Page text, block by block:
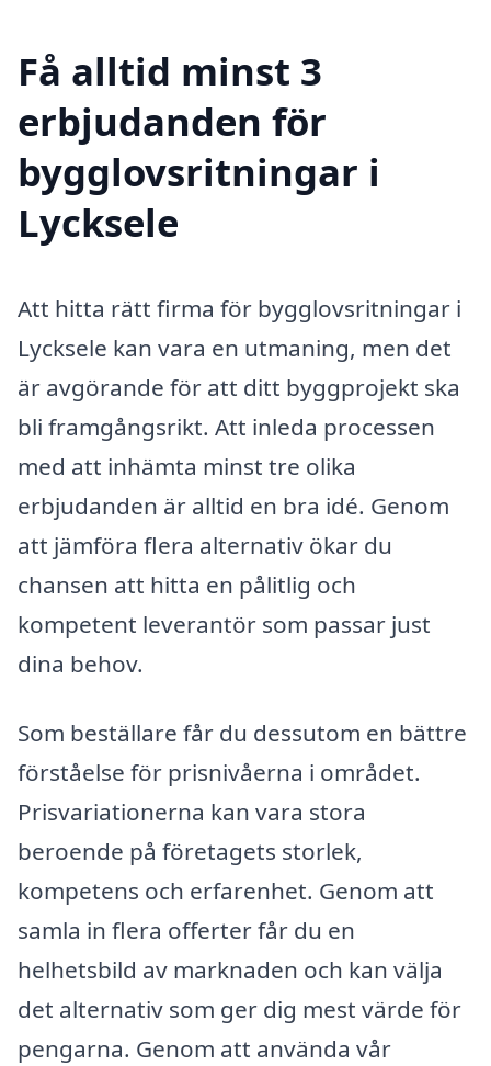
Få alltid minst 3
erbjudanden för
bygglovsritningar i
Lycksele
Att hitta rätt firma för bygglovsritningar i
Lycksele kan vara en utmaning, men det
är avgörande för att ditt byggprojekt ska
bli framgångsrikt. Att inleda processen
med att inhämta minst tre olika
erbjudanden är alltid en bra idé. Genom
att jämföra flera alternativ ökar du
chansen att hitta en pålitlig och
kompetent leverantör som passar just
dina behov.
Som beställare får du dessutom en bättre
förståelse för prisnivåerna i området.
Prisvariationerna kan vara stora
beroende på företagets storlek,
kompetens och erfarenhet. Genom att
samla in flera offerter får du en
helhetsbild av marknaden och kan välja
det alternativ som ger dig mest värde för
pengarna. Genom att använda vår